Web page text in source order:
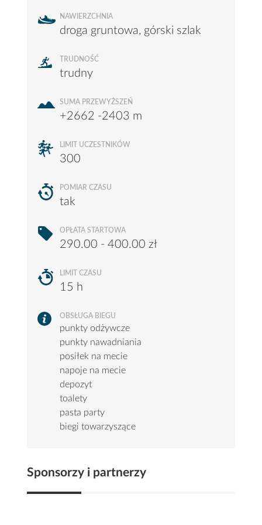
NAWIERZCHNIA
droga gruntowa, górski szlak
TRUDNOŚĆ
trudny
SUMA PRZEWYŻSZEŃ
+2662 -2403 m
LIMIT UCZESTNIKÓW
300
POMIAR CZASU
tak
OPŁATA STARTOWA
290.00 - 400.00 zł
LIMIT CZASU
15 h
OBSŁUGA BIEGU
punkty odżywcze
punkty nawadniania
posiłek na mecie
napoje na mecie
depozyt
toalety
pasta party
biegi towarzyszące
Sponsorzy i partnerzy